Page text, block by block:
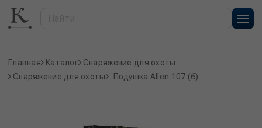
Главная Каталог Снаряжение для охоты
Снаряжение для охоты
Подушка Allen 107 (6)